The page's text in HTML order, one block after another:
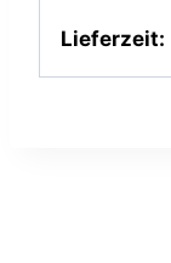
Lieferzeit: